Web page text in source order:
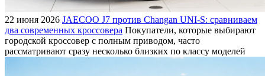
22 июня 2026 JAECOO J7 против Changan UNI-S: сравниваем
два современных кроссовера Покупатели, которые выбирают
городской кроссовер с полным приводом, часто
рассматривают сразу несколько близких по классу моделей